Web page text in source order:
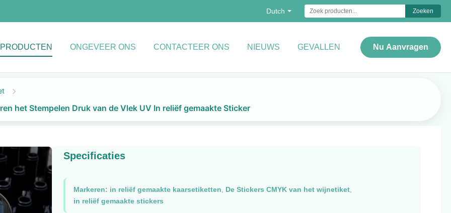
Dutch Zoeken
PRODUCTEN ONGEVEER ONS CONTACTEER ONS NIEUWS GEVALLEN Nu Aanvragen
het Stempelen Druk van de Vlek UV In reliëf gemaakte Sticker
Specificaties
Markeren: in reliëf gemaakte kaarsetiketten De Stickers CMYK van het wijnetiket,
in reliëf gemaakte stickers